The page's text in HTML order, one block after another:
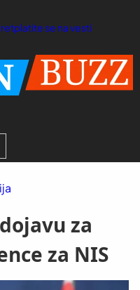
se na vesti
za
za NIS